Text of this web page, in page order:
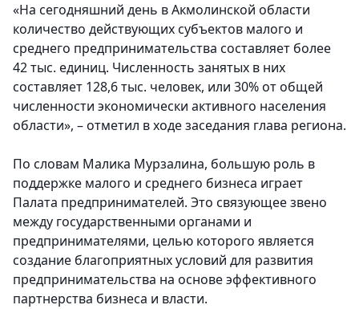
«На сегодняшний день в Акмолинской области
количество действующих субъектов малого и
среднего предпринимательства составляет более
42 тыс. единиц. Численность занятых в них
составляет 128,6 тыс. человек, или 30% от общей
численности экономически активного населения
области», – отметил в ходе заседания глава региона.
По словам Малика Мурзалина, большую роль в
поддержке малого и среднего бизнеса играет
Палата предпринимателей. Это связующее звено
между государственными органами и
предпринимателями, целью которого является
создание благоприятных условий для развития
предпринимательства на основе эффективного
партнерства бизнеса и власти.